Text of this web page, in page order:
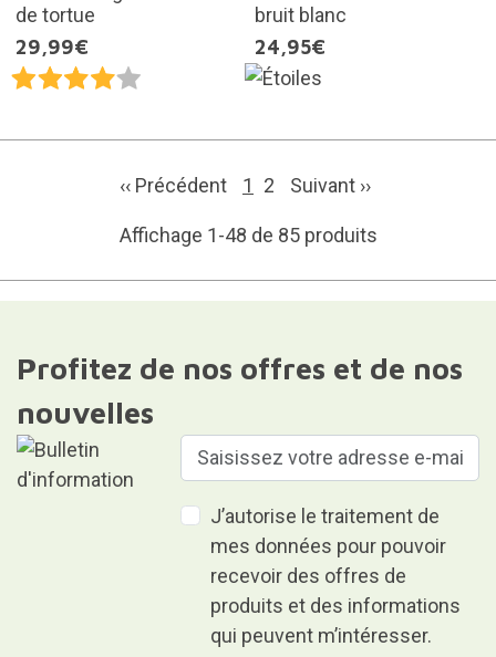
de tortue
29,99€
bruit blanc
24,95€
‹‹ Précédent 1 2 Suivant ››
Affichage 1-48 de 85 produits
Profitez de nos offres et de nos
nouvelles
J’autorise le traitement de
mes données pour pouvoir
recevoir des offres de
produits et des informations
qui peuvent m’intéresser.